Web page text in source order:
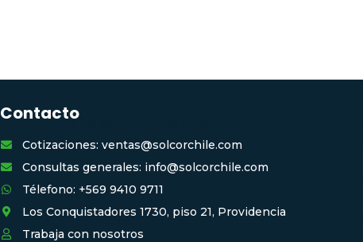
Contacto
Cotizaciones: ventas@solcorchile.com
Consultas generales: info@solcorchile.com
Télefono: +569 9410 9711
Los Conquistadores 1730, piso 21, Providencia
Trabaja con nosotros